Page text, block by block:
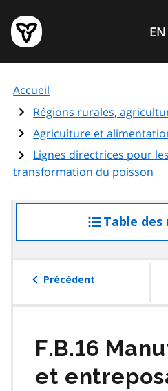
au
contenu
principal
Page
d'accueil
de
l'Ontario
EN
Accueil
Régions rurales,
Agriculture et
Lignes directrices pour
transformation du poisson
Table
Précédent
F.B.16
et